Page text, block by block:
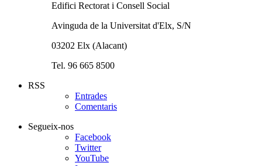
Edifici Rectorat i Consell Social
Avinguda de la Universitat d'Elx, S/N
03202 Elx (Alacant)
Tel. 96 665 8500
RSS
Entrades
Comentaris
Segueix-nos
Facebook
Twitter
YouTube